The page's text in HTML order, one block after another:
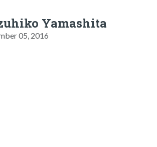
Yamashita
05, 2016